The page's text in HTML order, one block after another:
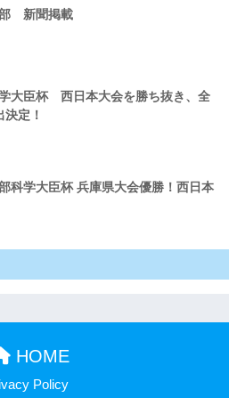
新聞掲載
大臣杯 西日本大会を勝ち抜き、全
定！
科学大臣杯 兵庫県大会優勝！西日本
HOME
Policy